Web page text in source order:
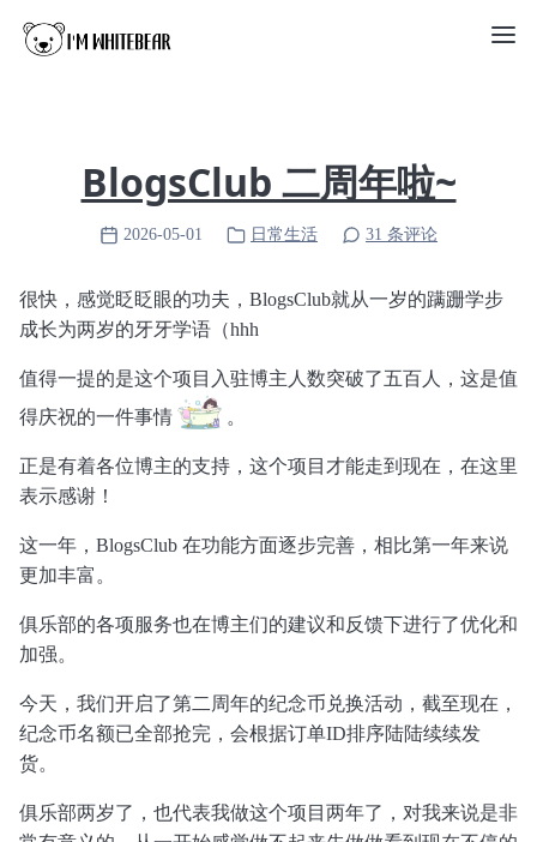
BlogsClub 二周年啦~
2026-05-01 日常生活 31 条评论
很快，感觉眨眨眼的功夫，BlogsClub就从一岁的‌蹒跚学步
成长为两岁的‌牙牙学语（hhh
值得一提的是这个项目入驻博主人数突破了五百人，这是值
得庆祝的一件事情
。
正是有着各位博主的支持，这个项目才能走到现在，在这里
表示感谢！
这一年，BlogsClub 在功能方面逐步完善，相比第一年来说
更加丰富。
俱乐部的各项服务也在博主们的建议和反馈下进行了优化和
加强。
今天，我们开启了第二周年的纪念币兑换活动，截至现在，
纪念币名额已全部抢完，会根据订单ID排序陆陆续续发
货。
俱乐部两岁了，也代表我做这个项目两年了，对我来说是非